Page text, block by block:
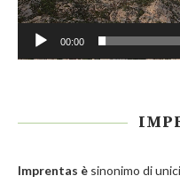
00:00
Imprentas è sinonimo di